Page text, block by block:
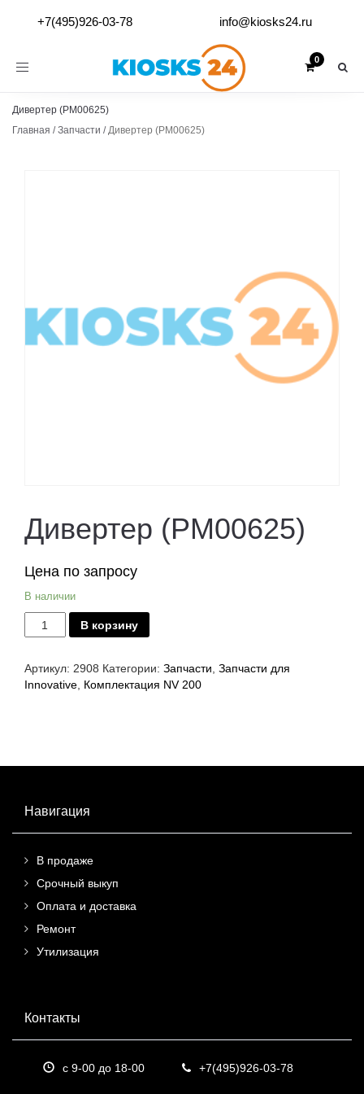
+7(495)926-03-78 info@kiosks24.ru
Toggle
Дивертер (PM00625)
Главная /Запчасти /Дивертер (PM00625)
Дивертер (PM00625)
Цена по запросу
В наличии
Количество
Дивертер
В корзину
Артикул: 2908 Категории: Запчасти, Запчасти для
Innovative, Комплектация NV 200
Навигация
В продаже
Срочный выкуп
Оплата и доставка
Ремонт
Утилизация
Контакты
с 9-00 до 18-00 +7(495)926-03-78